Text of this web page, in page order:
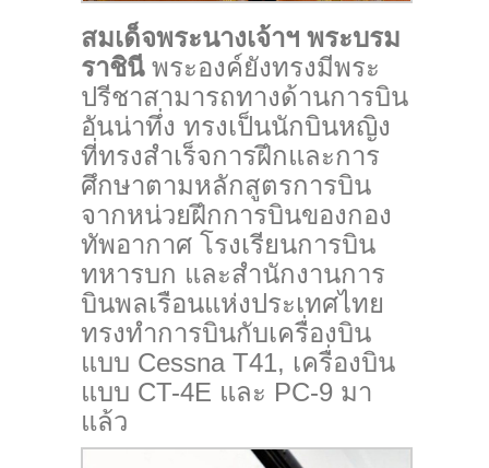
สมเด็จพระนางเจ้าฯ พระบรม
ราชินีพระองค์ยังทรงมีพระ
ปรีชาสามารถทางด้านการบิน
อันน่าทึ่ง ทรงเป็นนักบินหญิง
ที่ทรงสำเร็จการฝึกและการ
ศึกษาตามหลักสูตรการบิน
จากหน่วยฝึกการบินของกอง
ทัพอากาศ โรงเรียนการบิน
ทหารบก และสำนักงานการ
บินพลเรือนแห่งประเทศไทย
ทรงทำการบินกับเครื่องบิน
แบบ Cessna T41, เครื่องบิน
แบบ CT-4E และ PC-9 มา
แล้ว